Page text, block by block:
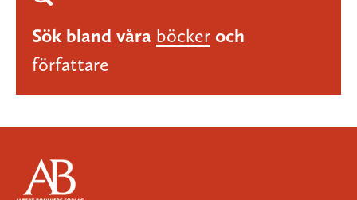
Sök bland våra böcker och
författare